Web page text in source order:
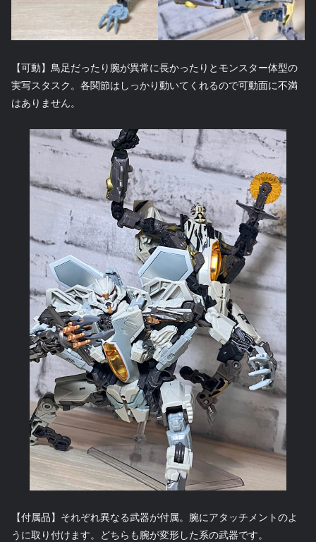
【可動】鳥足だったり腕が異常に長かったりとモンスター体型の
実写スタスク。各関節はしっかり動いてくれるので可動面に不満
はありません。
【付属品】それぞれ異なる武器が付属。腕にアタッチメントのよ
うに取り付けます。どちらも腕が変形した系の武器です。